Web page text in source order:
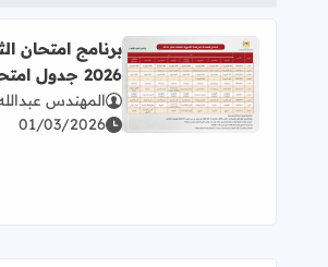
اقرأ المزيد عن برنامج امتحان الثانوية العامة
برنامج امتحان
2026 جدول امتحانات التوجيهي 2026
المهندس
01/03/2026